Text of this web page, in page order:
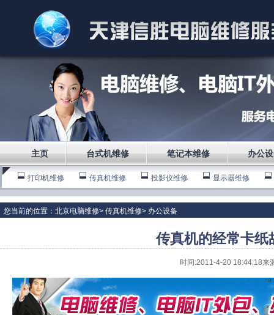
主页 台式机维修 笔记本维修 办公
打印机维修 传真机维修 投影仪维修 显示器维修
您当前的位置： 北京电脑维修> 传真机维修> 办公设备
传真机的经常卡纸
时间:2011-4-20 18:44:18来